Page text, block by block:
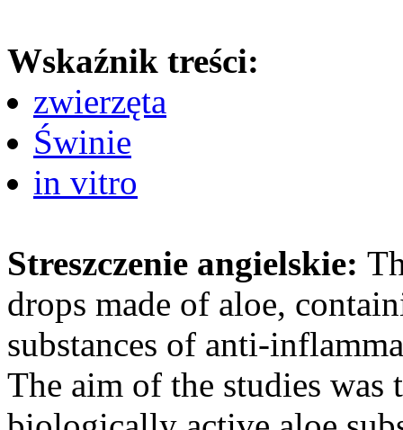
Wskaźnik treści:
zwierzęta
Świnie
in vitro
Streszczenie angielskie:
drops made of aloe,
substances of anti-
The aim of the studies